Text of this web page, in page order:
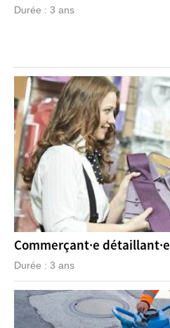
Durée : 3 ans
Commerçant·e détaillant·e
Durée : 3 ans